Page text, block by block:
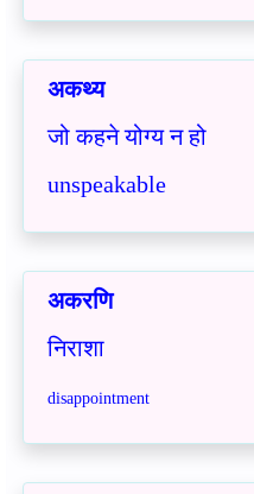
अकथ्य
जो कहने योग्य न हो
unspeakable
अकरणि
निराशा
disappointment